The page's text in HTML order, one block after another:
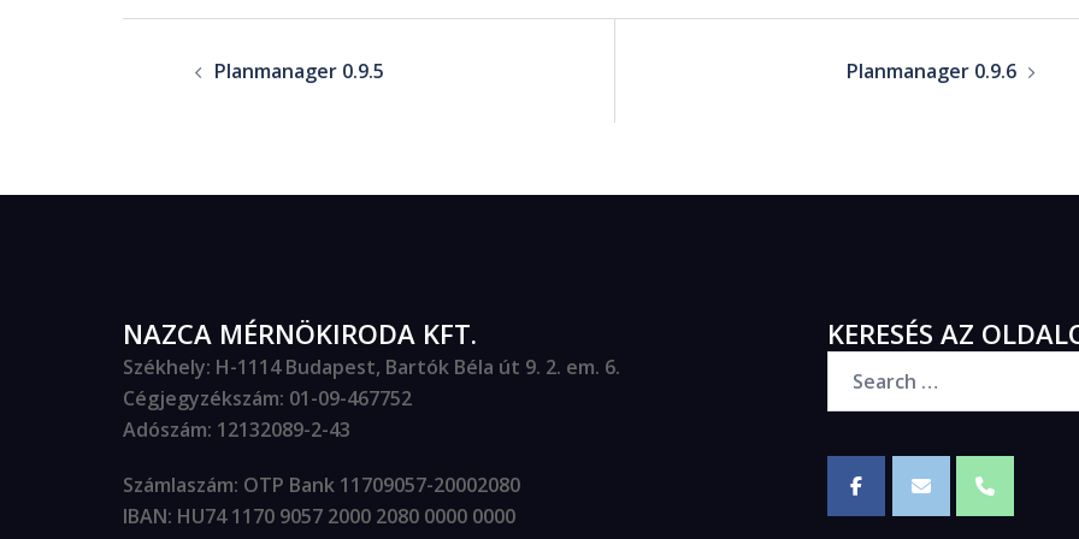
Planmanager 0.9.5 Planmanager 0.9.6
NAZCA MÉRNÖKIRODA KFT.
Székhely: H-1114 Budapest, Bartók Béla út 9. 2. em. 6.
Cégjegyzékszám: 01-09-467752
Adószám: 12132089-2-43
Számlaszám: OTP Bank 11709057-20002080
IBAN: HU74 1170 9057 2000 2080 0000 0000
KERESÉS AZ